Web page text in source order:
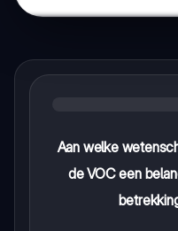
Aan welke
de VOC een